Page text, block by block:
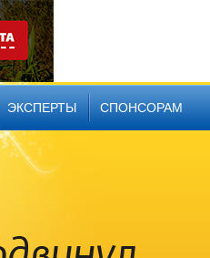
ЭКСПЕРТЫ СПОНСОРАМ